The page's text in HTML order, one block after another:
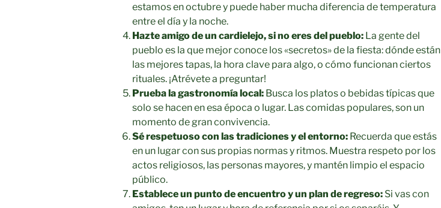
estamos en octubre y puede haber mucha diferencia de temperatura
entre el día y la noche.
Hazte amigo de un cardielejo, si no eres del pueblo: La gente del
pueblo es la que mejor conoce los «secretos» de la fiesta: dónde están
las mejores tapas, la hora clave para algo, o cómo funcionan ciertos
rituales. ¡Atrévete a preguntar!
Prueba la gastronomía local: Busca los platos o bebidas típicas que
solo se hacen en esa época o lugar. Las comidas populares, son un
momento de gran convivencia.
Sé respetuoso con las tradiciones y el entorno: Recuerda que estás
en un lugar con sus propias normas y ritmos. Muestra respeto por los
actos religiosos, las personas mayores, y mantén limpio el espacio
público.
Establece un punto de encuentro y un plan de regreso: Si vas con